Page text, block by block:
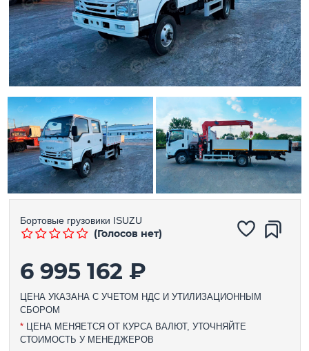
Бортовые грузовики ISUZU
(Голосов нет)
6 995 162 ₽
ЦЕНА УКАЗАНА С УЧЕТОМ НДС И УТИЛИЗАЦИОННЫМ
СБОРОМ
*ЦЕНА МЕНЯЕТСЯ ОТ КУРСА ВАЛЮТ, УТОЧНЯЙТЕ
СТОИМОСТЬ У МЕНЕДЖЕРОВ